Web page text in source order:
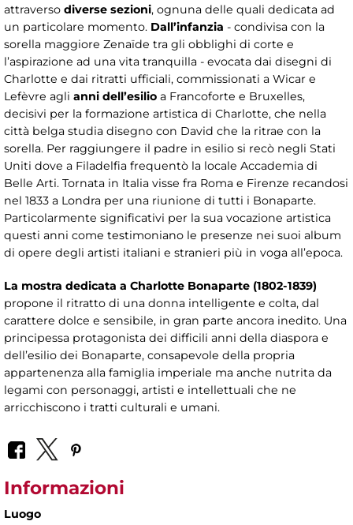
attraverso diverse sezioni, ognuna delle quali dedicata ad
un particolare momento. Dall’infanzia - condivisa con la
sorella maggiore Zenaïde tra gli obblighi di corte e
l’aspirazione ad una vita tranquilla - evocata dai disegni di
Charlotte e dai ritratti ufficiali, commissionati a Wicar e
Lefèvre agli anni dell’esilio a Francoforte e Bruxelles,
decisivi per la formazione artistica di Charlotte, che nella
città belga studia disegno con David che la ritrae con la
sorella. Per raggiungere il padre in esilio si recò negli Stati
Uniti dove a Filadelfia frequentò la locale Accademia di
Belle Arti. Tornata in Italia visse fra Roma e Firenze recandosi
nel 1833 a Londra per una riunione di tutti i Bonaparte.
Particolarmente significativi per la sua vocazione artistica
questi anni come testimoniano le presenze nei suoi album
di opere degli artisti italiani e stranieri più in voga all’epoca.
La mostra dedicata a Charlotte Bonaparte (1802-1839)
propone il ritratto di una donna intelligente e colta, dal
carattere dolce e sensibile, in gran parte ancora inedito. Una
principessa protagonista dei difficili anni della diaspora e
dell’esilio dei Bonaparte, consapevole della propria
appartenenza alla famiglia imperiale ma anche nutrita da
legami con personaggi, artisti e intellettuali che ne
arricchiscono i tratti culturali e umani.
Informazioni
Luogo